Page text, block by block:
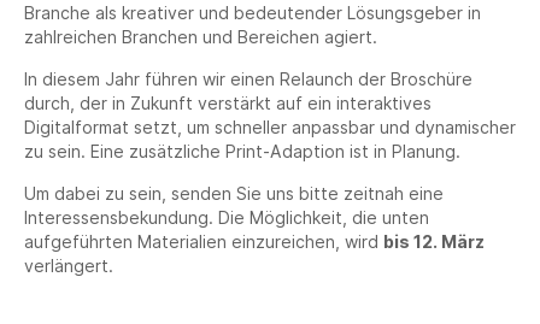
Branche als kreativer und bedeutender Lösungsgeber in
zahlreichen Branchen und Bereichen agiert.
In diesem Jahr führen wir einen Relaunch der Broschüre
durch, der in Zukunft verstärkt auf ein interaktives
Digitalformat setzt, um schneller anpassbar und dynamischer
zu sein. Eine zusätzliche Print-Adaption ist in Planung.
Um dabei zu sein, senden Sie uns bitte zeitnah eine
Interessensbekundung. Die Möglichkeit, die unten
aufgeführten Materialien einzureichen, wird bis 12. März
verlängert.